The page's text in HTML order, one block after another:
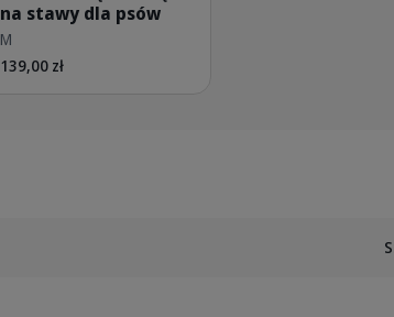
PL_MOVOFLEX-dog_Unity-visual_7_2026.webp
na stawy dla psów
M
139,00 zł